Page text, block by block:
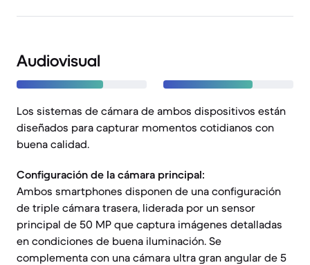
Audiovisual
Los sistemas de cámara de ambos dispositivos están
diseñados para capturar momentos cotidianos con
buena calidad.
Configuración de la cámara principal:
Ambos smartphones disponen de una configuración
de triple cámara trasera, liderada por un sensor
principal de 50 MP que captura imágenes detalladas
en condiciones de buena iluminación. Se
complementa con una cámara ultra gran angular de 5